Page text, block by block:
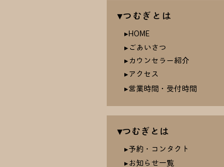
▾つむぎとは
​▸HOME
▸ごあいさつ
​▸カウンセラー紹介
▸アクセス
▸営業時間・受付時間
​▾つむぎとは​
▸予約・コンタクト
▸お知らせ一覧